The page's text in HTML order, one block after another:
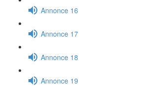
Annonce 16
Annonce 17
Annonce 18
Annonce 19